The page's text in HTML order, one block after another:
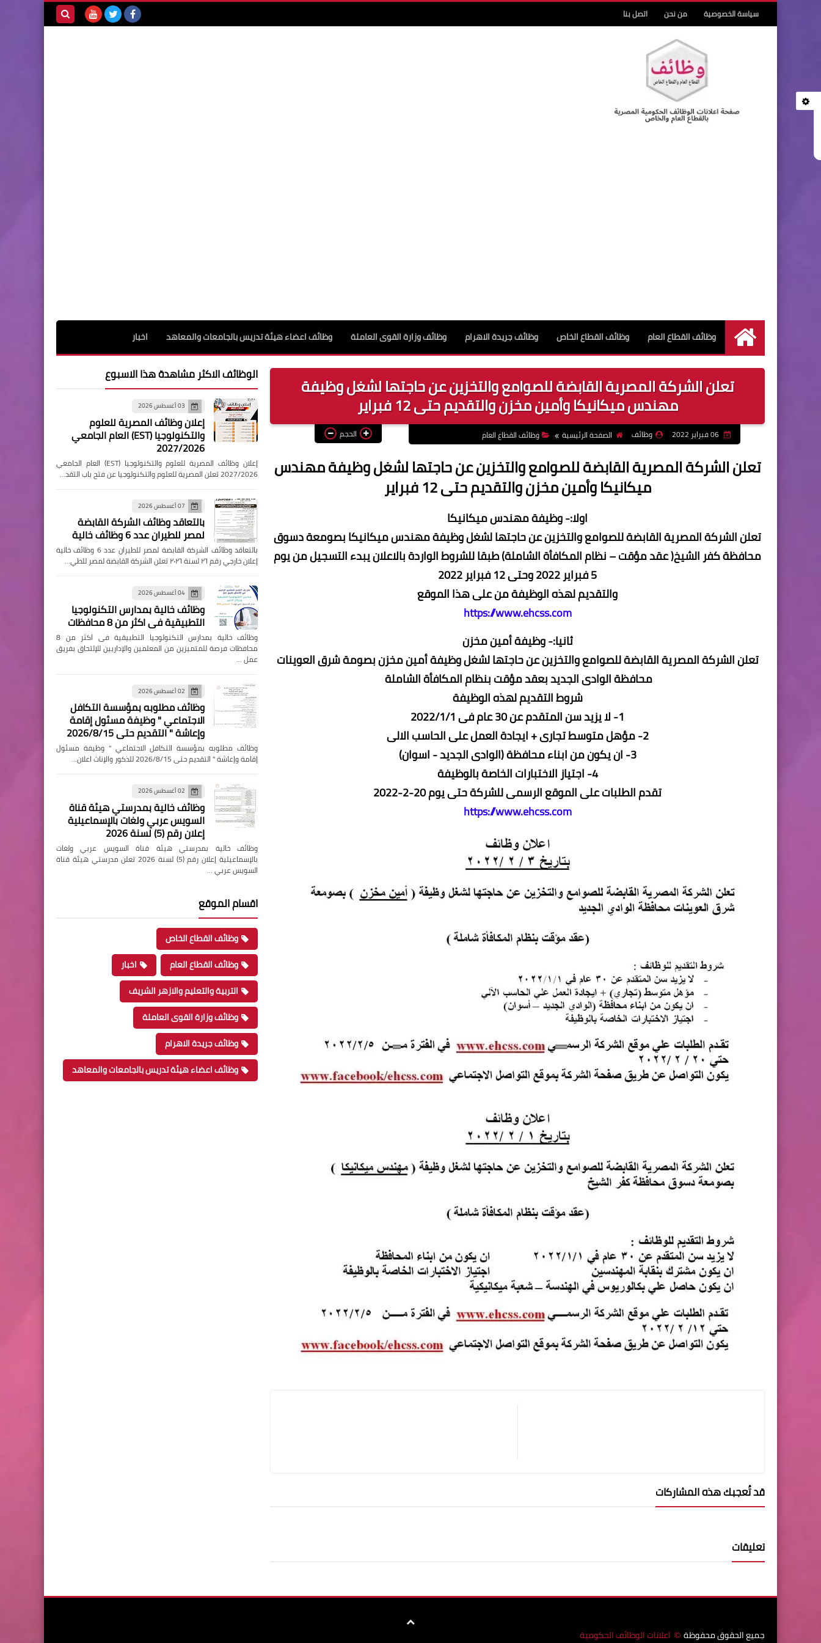
سياسة الخصوصية من نحن اتصل بنا
الرئيسية
وظائف القطاع العام وظائف القطاع الخاص وظائف جريدة الاهرام وظائف وزارة القوى العاملة وظائف اعضاء هيئة تدريس بالجامعات والمعاهد اخبار
تعلن الشركة المصرية القابضة للصوامع والتخزين عن حاجتها لشغل وظيفة
مهندس ميكانيكا وأمين مخزن والتقديم حتى 12 فبراير
06 فبراير 2022 وظائف الصفحة الرئيسية وظائف القطاع العام الحجم
تعلن الشركة المصرية القابضة للصوامع والتخزين عن حاجتها لشغل وظيفة مهندس
ميكانيكا وأمين مخزن والتقديم حتى 12 فبراير
اولا:- وظيفة مهندس ميكانيكا
تعلن الشركة المصرية القابضة للصوامع والتخزين عن حاجتها لشغل وظيفة مهندس ميكانيكا بصومعة دسوق
محافظة كفر الشيخ( عقد مؤقت – نظام المكافأة الشاملة) طبقا للشروط الواردة بالاعلان يبدء التسجيل من يوم
5 فبراير 2022 وحتى 12 فبراير 2022
والتقديم لهذه الوظيفة من على هذا الموقع
https://www.ehcss.com
ثانيا:- وظيفة أمين مخزن
تعلن الشركة المصرية القابضة للصوامع والتخزين عن حاجتها لشغل وظيفة أمين مخزن بصومة شرق العوينات
محافظة الوادى الجديد بعقد مؤقت بنظام المكافأة الشاملة
شروط التقديم لهذه الوظيفة
1- لا يزيد سن المتقدم عن 30 عام فى 2022/1/1
2- مؤهل متوسط تجارى + ايجادة العمل على الحاسب الالى
3- ان يكون من ابناء محافظة (الوادى الجديد - اسوان)
4- اجتياز الاختبارات الخاصة بالوظيفة
تقدم الطلبات على الموقع الرسمى للشركة حتى يوم 20-2-2022
https://www.ehcss.com
قد تُعجبك هذه المشاركات
تعليقات
الوظائف الاكثر مشاهدة هذا الاسبوع
03 أغسطس 2026
إعلان وظائف المصرية للعلوم
والتكنولوجيا (EST) العام الجامعي
2027/2026
إعلان وظائف المصرية للعلوم والتكنولوجيا (EST) العام الجامعي
2027/2026 تعلن المصرية للعلوم والتكنولوجيا عن فتح باب التقد…
07 أغسطس 2026
بالتعاقد وظائف الشركة القابضة
لمصر للطيران عدد 6 وظائف خالية
بالتعاقد وظائف الشركة القابضة لمصر للطيران عدد 6 وظائف خالية
إعلان خارجي رقم ٢٦ لسنة ٢٠٢٦ تعلن الشركة القابضة لمصر للطي…
04 أغسطس 2026
وظائف خالية بمدارس التكنولوجيا
التطبيقية فى اكثر من 8 محافظات
وظائف خالية بمدارس التكنولوجيا التطبيقية فى اكثر من 8
محافظات فرصة للمتميزين من المعلمين والإداريين للإلتحاق بفريق
عمل …
02 أغسطس 2026
وظائف مطلوبه بمؤسسة التكافل
الاجتماعي " وظيفة مسئول إقامة
وإعاشة " التقديم حتى 2026/8/15
وظائف مطلوبه بمؤسسة التكافل الاجتماعي " وظيفة مسئول
إقامة وإعاشة " التقديم حتى 2026/8/15 للذكور والإناث اعلان…
02 أغسطس 2026
وظائف خالية بمدرستي هيئة قناة
السويس عربي ولغات بالإسماعيلية
إعلان رقم (5) لسنة 2026
وظائف خالية بمدرستي هيئة قناة السويس عربي ولغات
بالإسماعيلية إعلان رقم (5) لسنة 2026 تعلن مدرستي هيئة قناة
السويس عربي …
اقسام الموقع
وظائف القطاع الخاص
وظائف القطاع العام
اخبار
التربية والتعليم والازهر الشريف
وظائف وزارة القوى العاملة
وظائف جريدة الاهرام
وظائف اعضاء هيئة تدريس بالجامعات والمعاهد
جميع الحقوق محفوظة © اعلانات الوظائف الحكومية